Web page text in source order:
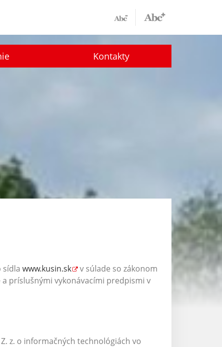
Kontakty
sídla www.kusin.sk
v súlade so zákonom
príslušnými vykonávacími predpismi v
z. o informačných technológiách vo